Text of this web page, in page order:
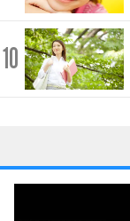
10
1